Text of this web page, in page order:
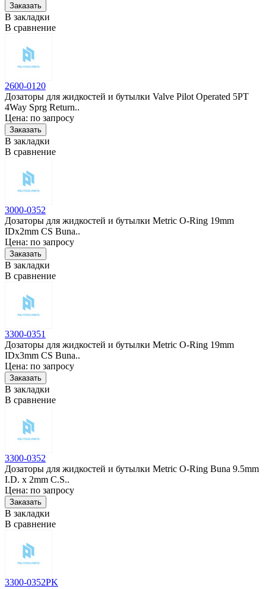
В закладки
В сравнение
2600-0120
Дозаторы для жидкостей и бутылки Valve Pilot Operated 5PT
4Way Sprg Return..
Цена: по запросу
В закладки
В сравнение
3000-0352
Дозаторы для жидкостей и бутылки Metric O-Ring 19mm
IDx2mm CS Buna..
Цена: по запросу
В закладки
В сравнение
3300-0351
Дозаторы для жидкостей и бутылки Metric O-Ring 19mm
IDx3mm CS Buna..
Цена: по запросу
В закладки
В сравнение
3300-0352
Дозаторы для жидкостей и бутылки Metric O-Ring Buna 9.5mm
I.D. x 2mm C.S..
Цена: по запросу
В закладки
В сравнение
3300-0352PK